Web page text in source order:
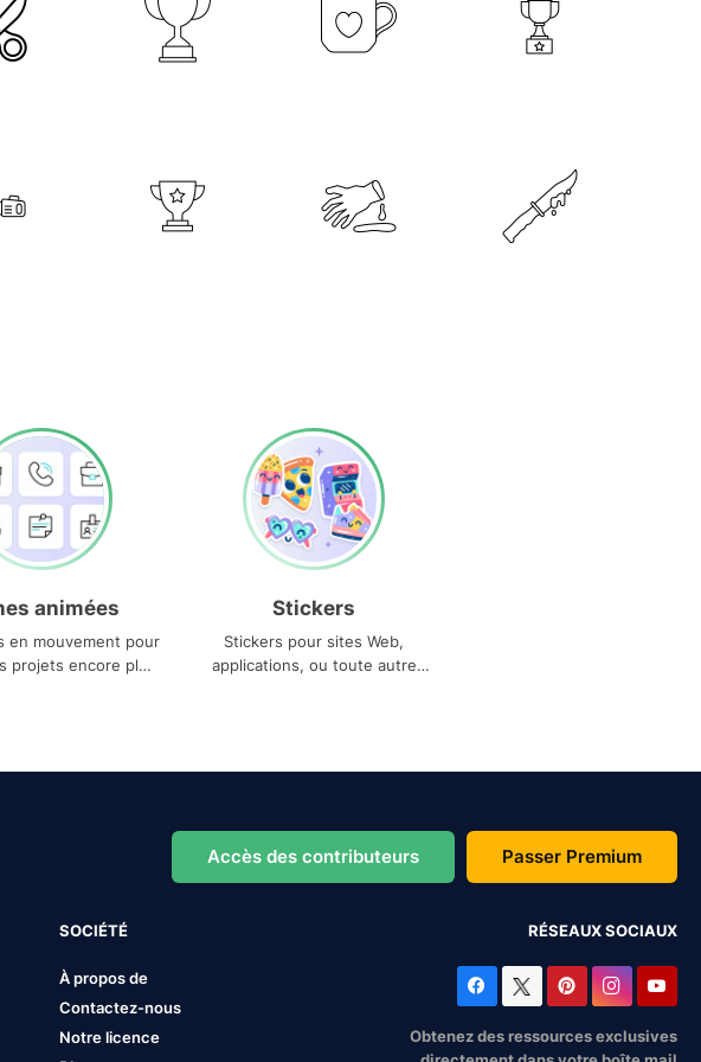
animées
en mouvement pour
projets encore plus
Stickers
Stickers pour sites Web,
applications, ou toute autre
Accès des contributeurs Passer Premium
SOCIÉTÉ
À propos de
Contactez-nous
Notre licence
RÉSEAUX SOCIAUX
Obtenez des ressources exclusives